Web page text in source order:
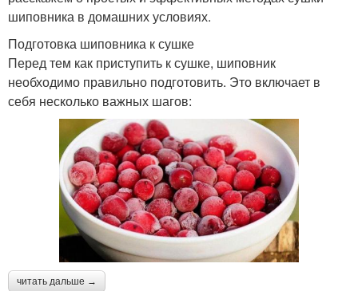
шиповника в домашних условиях.
Подготовка шиповника к сушке
Перед тем как приступить к сушке, шиповник
необходимо правильно подготовить. Это включает в
себя несколько важных шагов:
читать дальше →